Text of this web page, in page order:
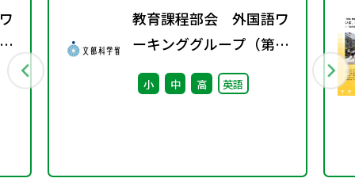
教育課程部会 外国語ワ
ーキンググループ（第10
回） 配付資料
小 中 高 英語